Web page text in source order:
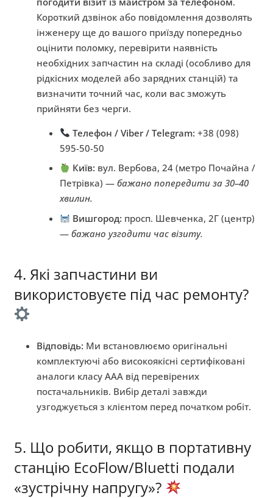
Короткий дзвінок або повідомлення дозволять
інженеру ще до вашого приїзду попередньо
оцінити поломку, перевірити наявність
необхідних запчастин на складі (особливо для
рідкісних моделей або зарядних станцій) та
визначити точний час, коли вас зможуть
прийняти без черги.
Телефон / Viber / Telegram: +38 (098)
595-50-50
Київ: вул. Вербова, 24 (метро Почайна /
Петрівка) — бажано попередити за 30–40
хвилин.
Вишгород: просп. Шевченка, 2Г (центр)
— бажано узгодити час візиту.
4. Які запчастини ви
використовуєте під час ремонту?
Відповідь: Ми встановлюємо оригінальні
комплектуючі або високоякісні сертифіковані
аналоги класу AAA від перевірених
постачальників. Вибір деталі завжди
узгоджується з клієнтом перед початком робіт.
5. Що робити, якщо в портативну
станцію EcoFlow/Bluetti подали
«зустрічну напругу»?